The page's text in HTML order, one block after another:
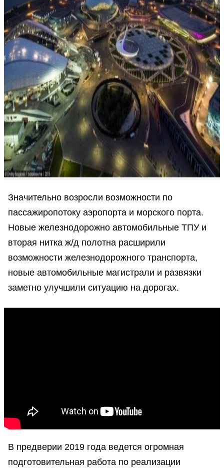
Значительно возросли возможности по
пассажиропотоку аэропорта и морского порта.
Новые железнодорожно автомобильные ТПУ и
вторая нитка ж/д полотна расширили
возможности железнодорожного транспорта,
новые автомобильные магистрали и развязки
заметно улучшили ситуацию на дорогах.
В предверии 2019 года ведется огромная
подготовительная работа по реализации